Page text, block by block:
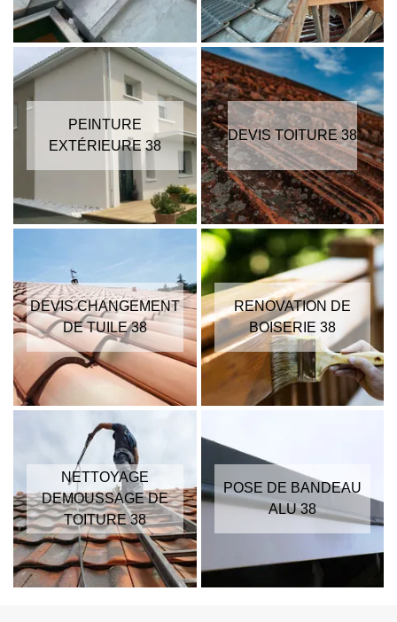
PEINTURE
EXTÉRIEURE 38
DEVIS TOITURE 38
DEVIS CHANGEMENT
DE TUILE 38
RENOVATION DE
BOISERIE 38
NETTOYAGE
DEMOUSSAGE DE
TOITURE 38
POSE DE BANDEAU
ALU 38